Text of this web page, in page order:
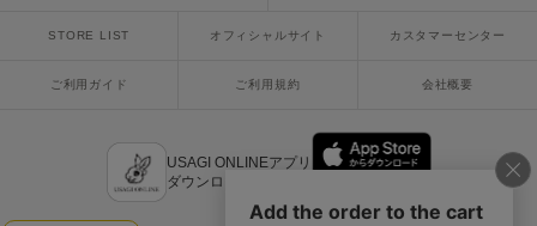
STORE LIST オフィシャルサイト カスタマーセンター
ご利用ガイド ご利用規約 会社概要
USAGI ONLINEアプリ
ダウンロードはこちら